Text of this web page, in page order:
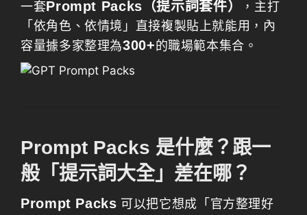
一套Prompt Packs（提示詞套件）
，主打
「依角色、依情境」直接複製貼上就能用，內
容量據多家整理為300+的職場範本集合。
Prompt Packs 是什麼？跟一
般「提示詞大全」差在哪？
Prompt Packs 可以把它想成「官方整理好